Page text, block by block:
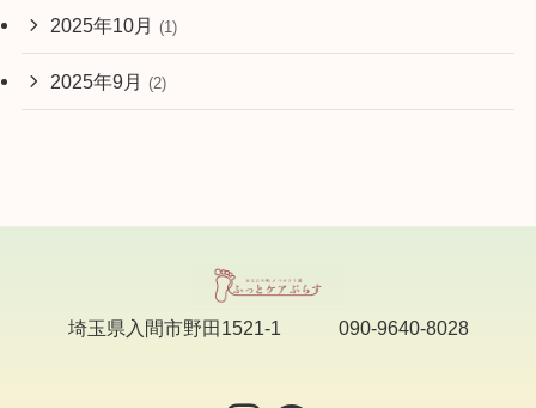
2025年10月 (1)
2025年9月 (2)
埼玉県入間市野田1521-1 090-9640-8028